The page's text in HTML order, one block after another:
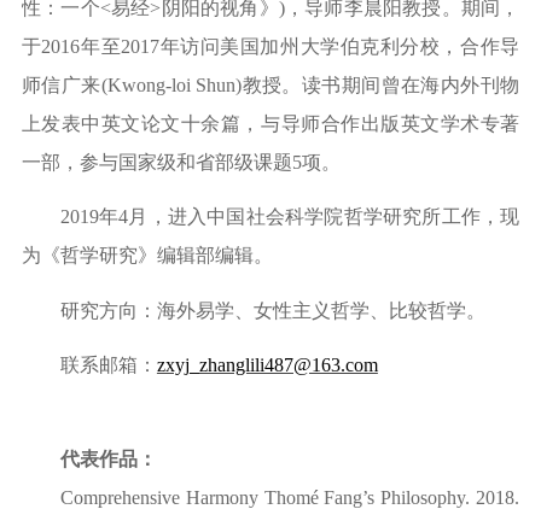
性：一个<易经> 阴阳的视角》 )，导师李晨阳教授。期间，
于2016年至2017年访问美国加州大学伯克利分校，合作导
师信广来(Kwong-loi Shun)教授。读书期间曾在海内外刊物
上发表中英文论文十余篇，与导师合作出版英文学术专著
一部，参与国家级和省部级课题5项。
2019年4月，进入中国社会科学院哲学研究所工作，现
为《哲学研究》编辑部编辑。
研究方向：海外易学、女性主义哲学、比较哲学。
联系邮箱： zxyj_zhanglili487@163.com
代表作品：
Comprehensive Harmony Thomé Fang’s Philosophy. 2018.